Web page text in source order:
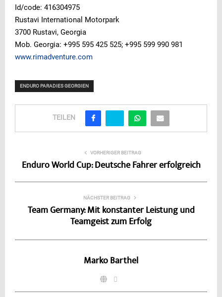
Id/code: 416304975
Rustavi International Motorpark
3700 Rustavi, Georgia
Mob. Georgia: +995 595 425 525; +995 599 990 981
www.rimadventure.com
ENDURO PARADIES GEORGIEN
TEILEN
VORHERIGER BEITRAG
Enduro World Cup: Deutsche Fahrer erfolgreich
NÄCHSTER BEITRAG
Team Germany: Mit konstanter Leistung und
Teamgeist zum Erfolg
Marko Barthel